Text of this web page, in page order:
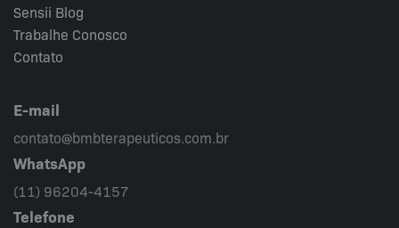
Sensii Blog
Trabalhe Conosco
Contato
E-mail
contato@bmbterapeuticos.com.br
WhatsApp
(11) 96204-4157
Telefone